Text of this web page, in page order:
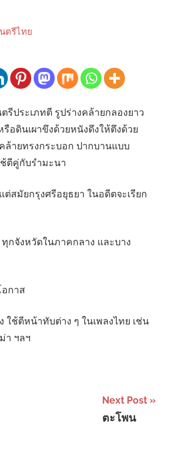
ตรีไทย
รีประเภทตี รูปร่างคล้ายกลองยาว
อดินเผาขึงด้วยหนังดึงให้ตึงด้วย
ล้ายทรงกระบอก ปากบานแบบ
ช้ตีคู่กับรำมะนา
สมัยกรุงศรีอยุธยา ในอดีตจะเรียก
กจังหวัดในภาคกลาง และบาง
อกาส
ใช้ตีหน้าทับต่าง ๆ ในเพลงไทย เช่น
า ฯลฯ
Next Post
ตะโพน